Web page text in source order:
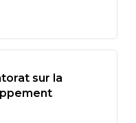
sur la